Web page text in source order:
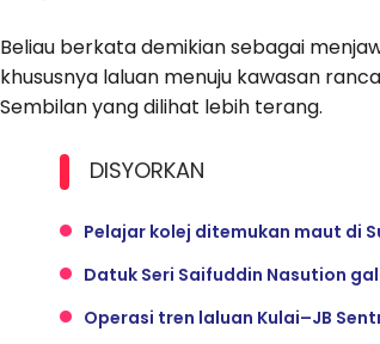
Beliau berkata demikian sebagai
khususnya laluan menuju kawasan
Sembilan yang dilihat lebih terang.
DISYORKAN
Pelajar kolej ditemukan maut di
Datuk Seri Saifuddin Nasution
Operasi tren laluan Kulai–JB